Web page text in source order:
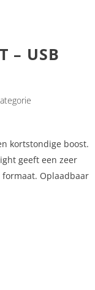
– USB
kortstondige boost.
geeft een zeer
Oplaadbaar